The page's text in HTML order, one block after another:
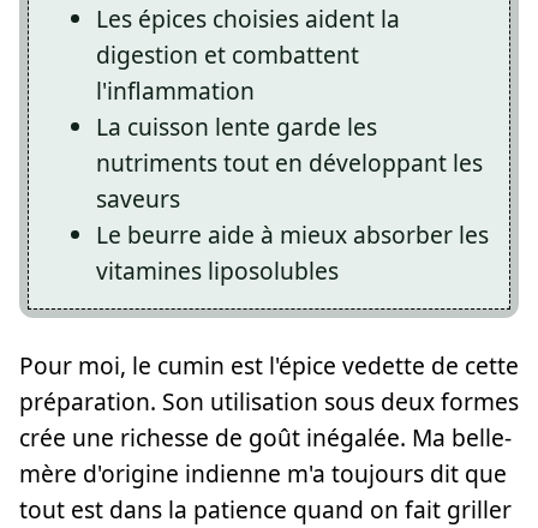
Les épices choisies aident la
digestion et combattent
l'inflammation
La cuisson lente garde les
nutriments tout en développant les
saveurs
Le beurre aide à mieux absorber les
vitamines liposolubles
Pour moi, le cumin est l'épice vedette de cette
préparation. Son utilisation sous deux formes
crée une richesse de goût inégalée. Ma belle-
mère d'origine indienne m'a toujours dit que
tout est dans la patience quand on fait griller